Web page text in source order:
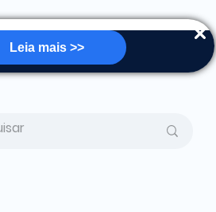
Leia mais >>